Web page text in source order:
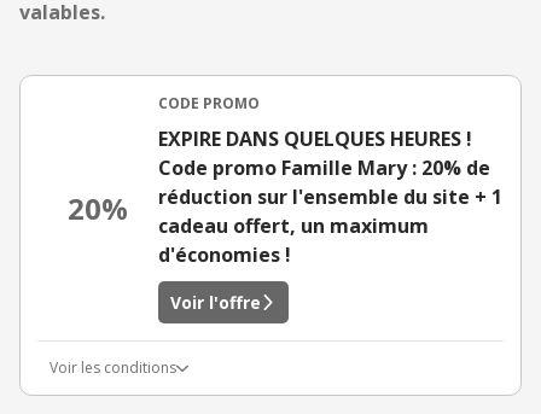
valables.
20%
CODE PROMO
EXPIRE DANS QUELQUES HEURES !
Code promo Famille Mary : 20% de
réduction sur l'ensemble du site + 1
cadeau offert, un maximum
d'économies !
Voir l'offre
Voir les conditions